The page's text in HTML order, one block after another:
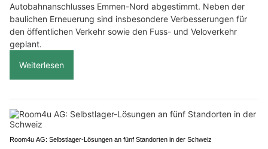
Autobahnanschlusses Emmen-Nord abgestimmt. Neben der
baulichen Erneuerung sind insbesondere Verbesserungen für
den öffentlichen Verkehr sowie den Fuss- und Veloverkehr
geplant.
Weiterlesen
Room4u AG: Selbstlager-Lösungen an fünf Standorten in der Schweiz